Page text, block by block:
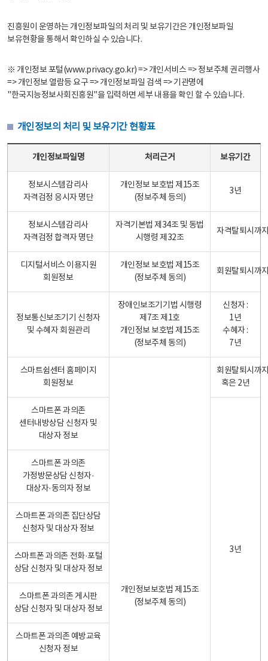
진흥원이 운영하는 개인정보파일의 처리 및 보유기간은 개인정보파일
보유현황을 통해서 확인하실 수 있습니다.
※ 개인정보 포털(www.privacy.go.kr) => 개인서비스 => 정보주체 권리행사
=> 개인정보 열람등 요구 => 개인정보파일 검색 => 기관명에
"한국지능정보사회진흥원"을 입력하면 세부 내용을 확인 할 수 있습니다.
개인정보의 처리 및 보유기간 현황표
개인정보파일명 처리근거 보유기간
정보시스템감리사
자격검정 응시자 명단
개인정보 보호법 제15조
(정보주체 등의)
3년
정보시스템감리사
자격검정 합격자 명단
자격기본법 제34조 및 동법
시행령 제32조
자격탈퇴시까
디지털서비스 이용지원
회원정보
개인정보 보호법 제15조
(정보주체 동의)
회원탈퇴시까
정보통신보조기기 신청자
및 수혜자 회원관리
장애인보조기기법 시행령
제7조 제1호
개인정보 보호법 제15조
(정보주체 동의)
신청자 :
1년
수혜자 :
7년
스마트쉼센터 홈페이지
회원정보
개인정보보호법 제15조
(정보주체 동의)
회원탈퇴시까
혹은 2년
스마트폰 과의존
센터내방상담 신청자 및
대상자 정보
3년
스마트폰 과의존
가정방문상담 신청자·
대상자·동의자 정보
스마트폰 과의존 집단상담
신청자 및 대상자 정보
스마트폰 과의존 전화·포털
상담 신청자 및 대상자 정보
스마트폰 과의존 게시판
상담 신청자 및 대상자 정보
스마트폰 과의존 예방교육
신청자 정보